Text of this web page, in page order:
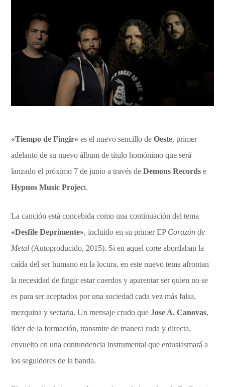
«Tiempo de Fingir» es el nuevo sencillo deOeste, primer
adelanto de su nuevo álbum de título homónimo que será
lanzado el próximo 7 de junio a través deDemons Records e
Hypnos Music Project.
La canción está concebida como una continuación del tema
«Desfile Deprimente», incluido en su primer EP Corazón de
Metal (Autoproducido, 2015). Si en aquel corte abordaban la
caída del ser humano en la locura, en este nuevo tema afrontan
la necesidad de fingir estar cuerdos y aparentar ser quien no se
es para ser aceptados por una sociedad cada vez más falsa,
mezquina y sectaria. Un mensaje crudo queJose A. Canovas,
líder de la formación, transmite de manera ruda y directa,
envuelto en una contundencia instrumental que entusiasmará a
los seguidores de la banda.